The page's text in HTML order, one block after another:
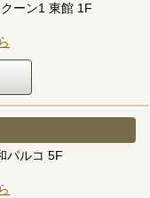
ーン1 東館 1F
パルコ 5F